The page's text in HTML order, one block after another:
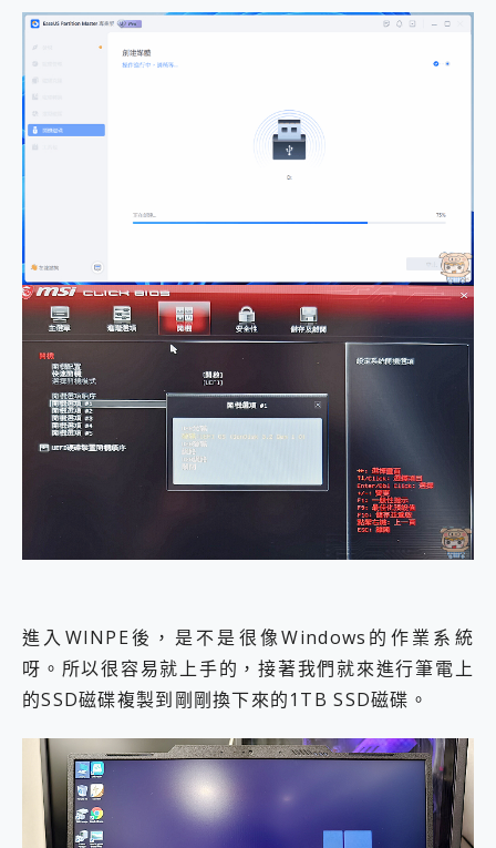
進入WINPE後，是不是很像Windows的作業系統
呀。所以很容易就上手的，接著我們就來進行筆電上
的SSD磁碟複製到剛剛換下來的1TB SSD磁碟。